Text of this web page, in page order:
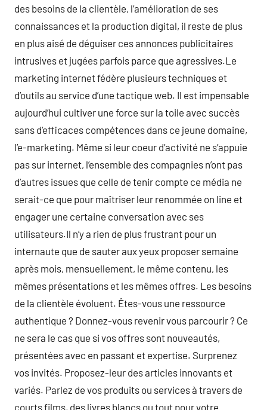
des besoins de la clientèle, l’amélioration de ses
connaissances et la production digital, il reste de plus
en plus aisé de déguiser ces annonces publicitaires
intrusives et jugées parfois parce que agressives.Le
marketing internet fédère plusieurs techniques et
d’outils au service d’une tactique web. Il est impensable
aujourd’hui cultiver une force sur la toile avec succès
sans d’efficaces compétences dans ce jeune domaine,
l’e-marketing. Même si leur coeur d’activité ne s’appuie
pas sur internet, l’ensemble des compagnies n’ont pas
d’autres issues que celle de tenir compte ce média ne
serait-ce que pour maîtriser leur renommée on line et
engager une certaine conversation avec ses
utilisateurs.Il n’y a rien de plus frustrant pour un
internaute que de sauter aux yeux proposer semaine
après mois, mensuellement, le même contenu, les
mêmes présentations et les mêmes offres. Les besoins
de la clientèle évoluent. Êtes-vous une ressource
authentique ? Donnez-vous revenir vous parcourir ? Ce
ne sera le cas que si vos offres sont nouveautés,
présentées avec en passant et expertise. Surprenez
vos invités. Proposez-leur des articles innovants et
variés. Parlez de vos produits ou services à travers de
courts films, des livres blancs ou tout pour votre